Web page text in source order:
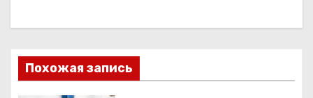
ц
и
я
Похожая запись